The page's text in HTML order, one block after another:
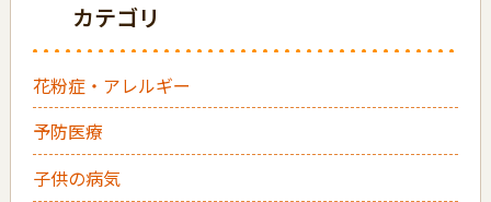
カテゴリ
花粉症・アレルギー
予防医療
子供の病気